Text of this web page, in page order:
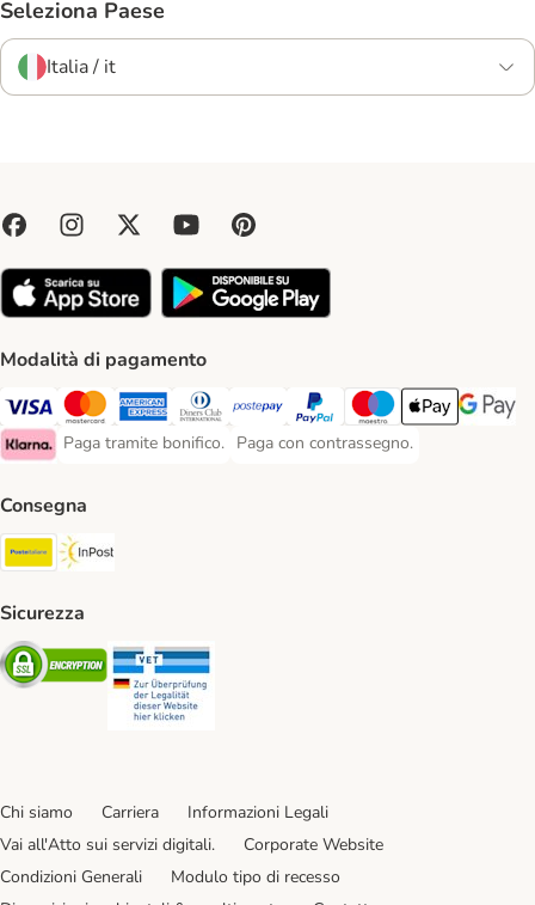
Seleziona Paese
Italia / it
Modalità di pagamento
Paga con Visa. Payment Method
Paga con Mastercard. Payment Method
Paga con American Express. Payment Method
Paga con Diners Club. Payment Method
Paga con Postepay. Payment Method
Paga con PayPal. Payment
Paga con Maestro.
Apple PayGoogle
Klarna Payment Method
Paga tramite bonifico.
Paga tramite bonifico. Payment Method
Paga con contrassegno.
Paga con contrassegno. Payment
Consegna
Poste Italiane. Shipping Method
Sicurezza
Security
Chi siamo Carriera
Informazioni Legali
Vai all'Atto sui servizi digitali.
Corporate Website
Condizioni Generali
Modulo tipo di recesso